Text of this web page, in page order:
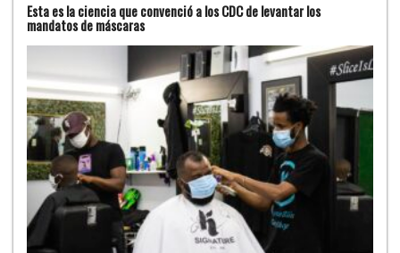
Esta es la ciencia que convenció a los CDC de levantar los
mandatos de máscaras